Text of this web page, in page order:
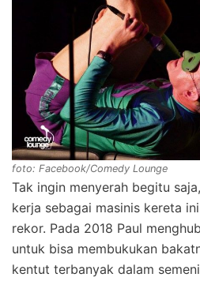
foto: Facebook/Comedy Lounge
Tak ingin menyerah begitu
kerja sebagai masinis kereta
rekor. Pada 2018 Paul
untuk bisa membukukan
kentut terbanyak dalam